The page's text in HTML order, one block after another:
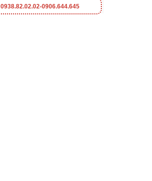
0938.82.02.02-0906.644.645